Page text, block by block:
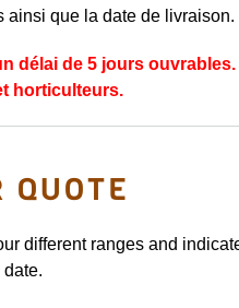
VARIÉTÉ
ainsi que la date de livraison.
délai de 5 jours ouvrables.
horticulteurs.
QUOTE
different ranges and